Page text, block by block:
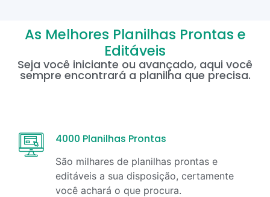
As Melhores Planilhas Prontas e
Editáveis
Seja você iniciante ou avançado, aqui você
sempre encontrará a planilha que precisa.
4000 Planilhas Prontas
São milhares de planilhas prontas e
editáveis a sua disposição, certamente
você achará o que procura.